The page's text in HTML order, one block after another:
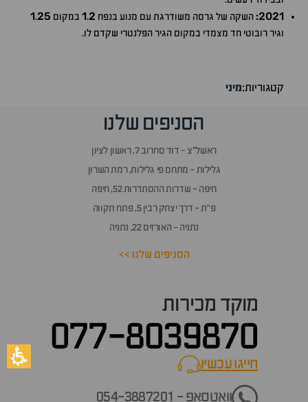
2021
:השקה של גרסה משודרגת עם מנוע בנפח 1.2 במקום 1.25
וגיר רובוטי חד מצמדי במקום הגיר הפלנטרי שקדם לו.
קטגוריות:מיני
הסניפים שלנו
ראשל״צ - דוד סחרוב 7, ראשון לציון
גלילות - מתחם פי גלילות, רמת השרון
חיפה - שדרות ההסתדרות 52, חיפה
פ״ת - דרך יצחק רבין 5, פתח תקווה
נתניה - האורזים 22, נתניה
הסניפים שלנו >>
מוקד מכירות
077-8039870
חייגו עכשיוcall now
וואטסאפ - 054-3887201